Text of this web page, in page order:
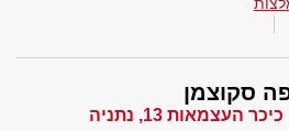
סקוצמן
כיכר העצמאות 13, נתניה